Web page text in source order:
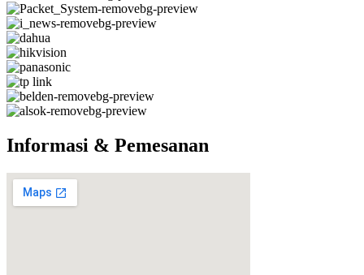
Informasi & Pemesanan